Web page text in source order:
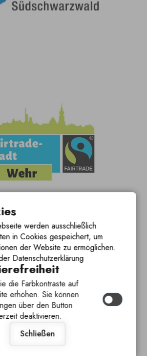
werden ausschließlich
in Cookies gespeichert, um
der Website zu ermöglichen.
Datenschutzerklärung
die Farbkontraste auf
erhöhen. Sie können
über den Button
deaktivieren.
Schließen